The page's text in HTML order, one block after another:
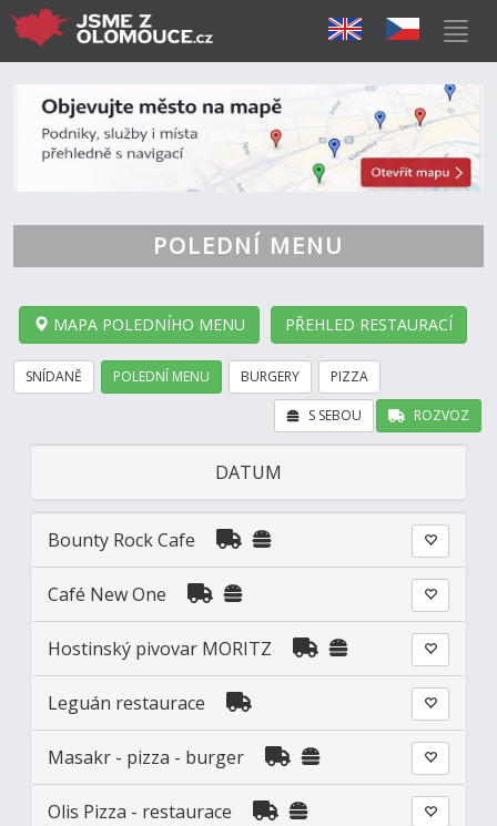
POLEDNÍ MENU
MAPA POLEDNÍHO MENU PŘEHLED RESTAURACÍ
SNÍDANĚ POLEDNÍ MENU BURGERY PIZZA
ROZVOZ
S SEBOU
DATUM
Bounty Rock Cafe
Café New One
Hostinský pivovar MORITZ
Leguán restaurace
Masakr - pizza - burger
Olis Pizza - restaurace